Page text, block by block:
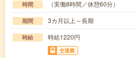
時間 （実働8時間／休憩60分）
期間 3カ月以上～長期
時給 時給1220円
交通費